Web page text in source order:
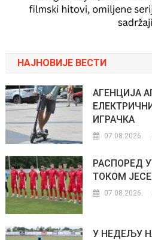
НАЈНОВИЈЕ ВЕСТИ
АГЕНЦИЈА
ИГРАЧКА
07.08.2026.
РАСПОРЕД
ТОКОМ
07.08.2026.
У НЕДЕЉУ